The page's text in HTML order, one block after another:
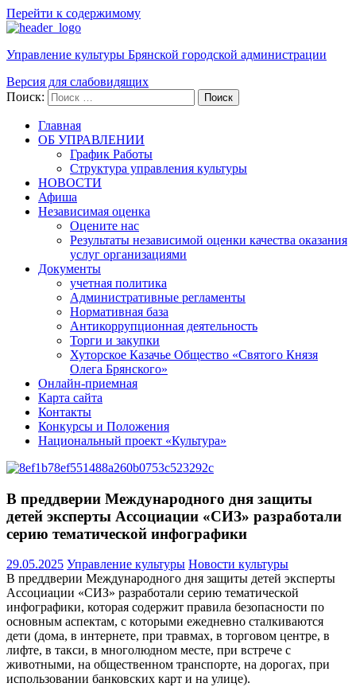
Перейти к содержимому
Управление культуры Брянской городской администрации
Версия для слабовидящих
Поиск:
Поиск
Главная
ОБ УПРАВЛЕНИИ
График Работы
Структура управления культуры
НОВОСТИ
Афиша
Независимая оценка
Оцените нас
Результаты независимой оценки качества оказания
услуг организациями
Документы
учетная политика
Административные регламенты
Нормативная база
Антикоррупционная деятельность
Торги и закупки
Хуторское Казачье Общество «Святого Князя
Олега Брянского»
Онлайн-приемная
Карта сайта
Контакты
Конкурсы и Положения
Национальный проект «Культура»
В преддверии Международного дня защиты
детей эксперты Ассоциации «СИЗ» разработали
серию тематической инфографики
29.05.2025 Управление культуры Новости культуры
В преддверии Международного дня защиты детей эксперты
Ассоциации «СИЗ» разработали серию тематической
инфографики, которая содержит правила безопасности по
основным аспектам, с которыми ежедневно сталкиваются
дети (дома, в интернете, при травмах, в торговом центре, в
лифте, в такси, в многолюдном месте, при встрече с
животными, на общественном транспорте, на дорогах, при
использовании банковских карт и на улице).